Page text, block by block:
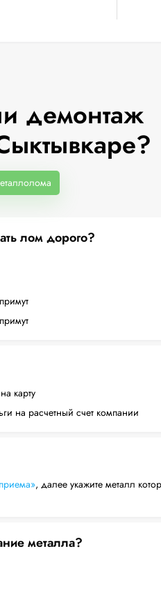
демонтаж
лом дорого?
карту
на расчетный счет компании
, далее укажите металл
металла?